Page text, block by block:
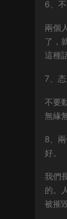
6、不
兩個
了，
這種
7、态
不要
無緣
8、
好。
我們
的。
被摧